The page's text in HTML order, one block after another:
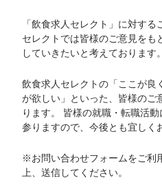
「飲食求人セレクト」に対す
セレクトでは皆様のご意見をも
していきたいと考えております。
飲食求人セレクトの「ここが良
が欲しい」といった、皆様のご
ります。 皆様の就職・転職活
参りますので、今後とも宜しく
※お問い合わせフォームをご利
上、送信してください。